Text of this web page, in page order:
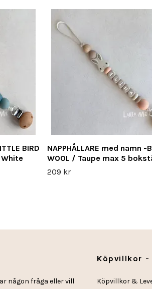
BIRD
NAPPHÅLLARE med namn -
WOOL / Taupe max 5
209 kr
någon fråga eller vill
Köpvillkor -
Köpvillkor &